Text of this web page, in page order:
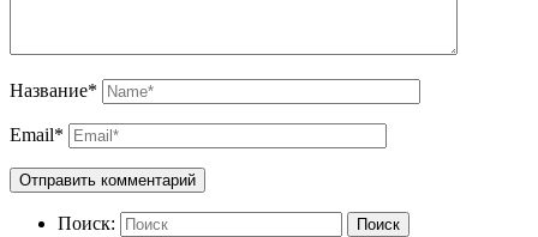
Название*
Email*
Поиск: Поиск